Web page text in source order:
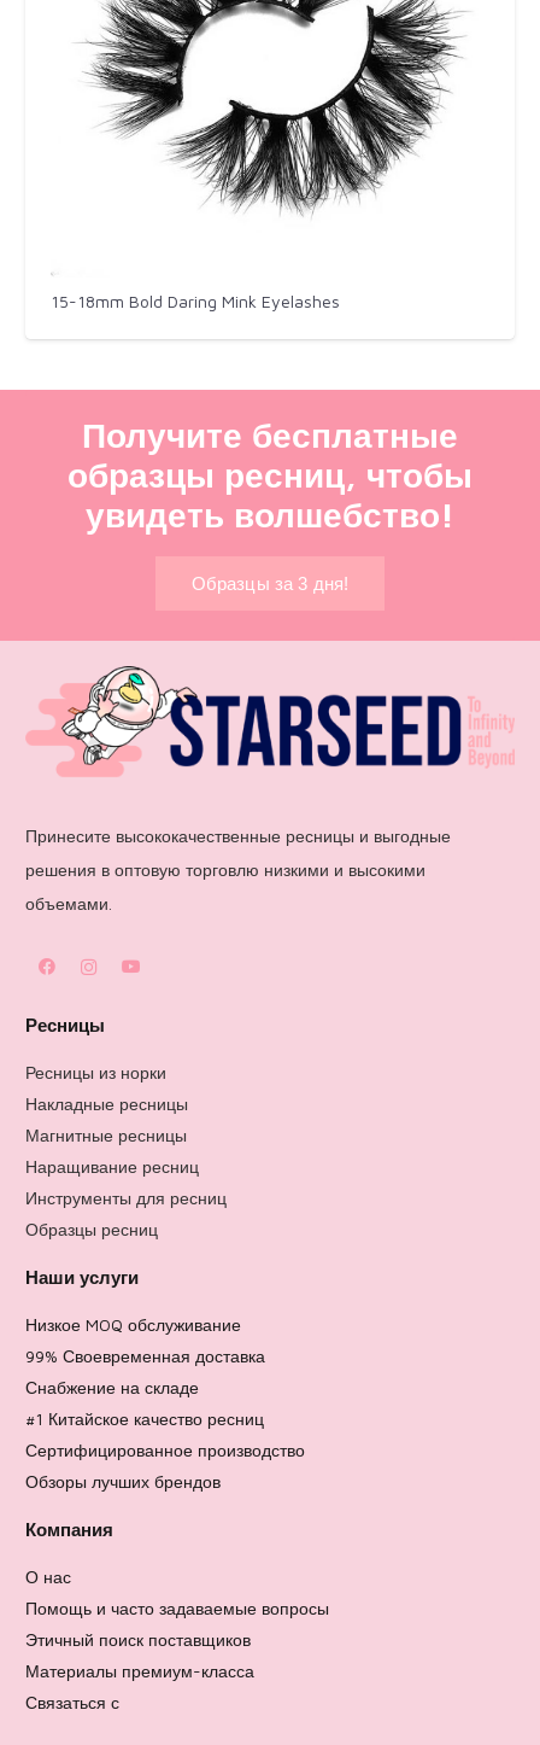
15-18mm Bold Daring Mink Eyelashes
Получите бесплатные
образцы ресниц, чтобы
увидеть волшебство!
Образцы за 3 дня!
Принесите высококачественные ресницы и выгодные
решения в оптовую торговлю низкими и высокими
объемами.
Ресницы
Ресницы из норки
Накладные ресницы
Магнитные ресницы
Наращивание ресниц
Инструменты для ресниц
Образцы ресниц
Наши услуги
Низкое MOQ обслуживание
99% Своевременная доставка
Снабжение на складе
#1 Китайское качество ресниц
Сертифицированное производство
Обзоры лучших брендов
Компания
О нас
Помощь и часто задаваемые вопросы
Этичный поиск поставщиков
Материалы премиум-класса
Связаться с